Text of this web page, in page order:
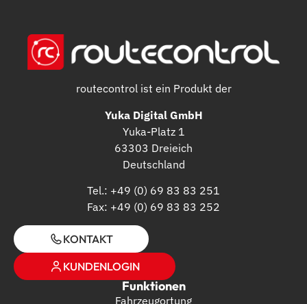
routecontrol ist ein Produkt der
Yuka Digital GmbH
Yuka-Platz 1
63303 Dreieich
Deutschland
Tel.: +49 (0) 69 83 83 251
Fax: +49 (0) 69 83 83 252
KONTAKT
KUNDENLOGIN
Funktionen
Fahrzeugortung